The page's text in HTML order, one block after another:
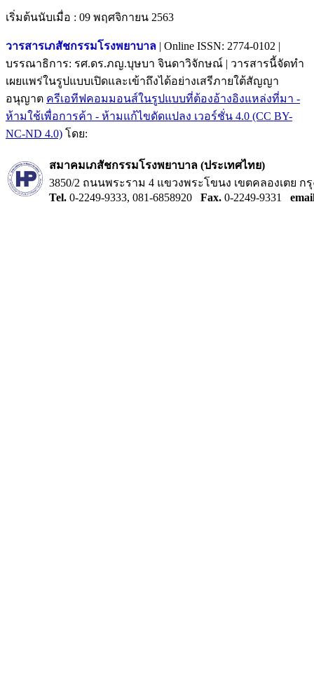
เริ่มต้นนับเมื่อ : 09 พฤศจิกายน 2563
วารสารเภสัชกรรมโรงพยาบาล | Online ISSN: 2774-0102 |
บรรณาธิการ: รศ.ดร.ภญ.บุษบา จินดาวิจักษณ์ | วารสารนี้จัดทำ
เผยแพร่ในรูปแบบเปิดและเข้าถึงได้อย่างเสรีภายใต้สัญญา
อนุญาต ครีเอทีฟคอมมอนส์ในรูปแบบที่ต้องอ้างอิงแหล่งที่มา -
ห้ามใช้เพื่อการค้า - ห้ามแก้ไขดัดแปลง เวอร์ชั่น 4.0 (CC BY-
NC-ND 4.0) โดย:
สมาคมเภสัชกรรมโรงพยาบาล (ประเทศไทย)
3850/2 ถนนพระราม 4 แขวงพระโขนง เขตคลองเตย กรุ
Tel. 0-2249-9333, 081-6858920 Fax. 0-2249-9331